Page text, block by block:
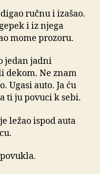
ručnu i izašao.
i iz njega
mome prozoru.
jedan jadni
dekom. Ne znam
Ugasi auto. Ja ću
ti ju povuci k sebi.
ležao ispod auta